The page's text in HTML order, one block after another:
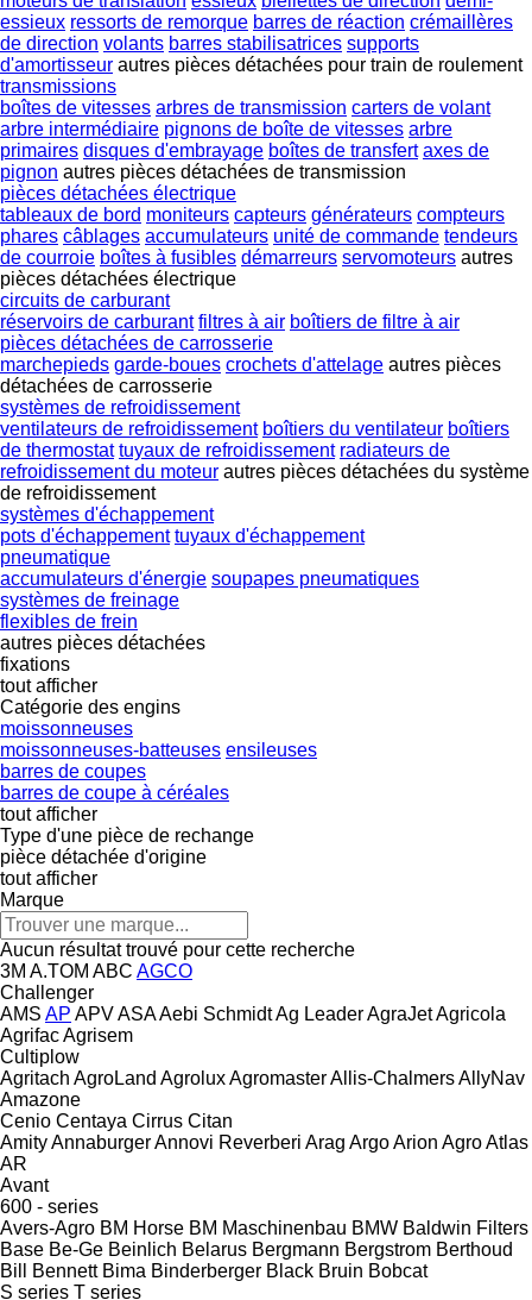
essieux ressorts de remorque barres de réaction crémaillères
de direction volants barres stabilisatrices supports
d'amortisseur autres pièces détachées pour train de roulement
transmissions
boîtes de vitesses arbres de transmission carters de volant
arbre intermédiaire pignons de boîte de vitesses arbre
primaires disques d'embrayage boîtes de transfert axes de
pignon autres pièces détachées de transmission
pièces détachées électrique
tableaux de bord moniteurs capteurs générateurs compteurs
phares câblages accumulateurs unité de commande tendeurs
de courroie boîtes à fusibles démarreurs servomoteurs autres
pièces détachées électrique
circuits de carburant
réservoirs de carburant filtres à air boîtiers de filtre à air
pièces détachées de carrosserie
marchepieds garde-boues crochets d'attelage autres pièces
détachées de carrosserie
systèmes de refroidissement
ventilateurs de refroidissement boîtiers du ventilateur boîtiers
de thermostat tuyaux de refroidissement radiateurs de
refroidissement du moteur autres pièces détachées du système
de refroidissement
systèmes d'échappement
pots d'échappement tuyaux d'échappement
pneumatique
accumulateurs d'énergie soupapes pneumatiques
systèmes de freinage
flexibles de frein
autres pièces détachées
fixations
tout afficher
Catégorie des engins
moissonneuses
moissonneuses-batteuses ensileuses
barres de coupes
barres de coupe à céréales
tout afficher
Type d'une pièce de rechange
pièce détachée d'origine
tout afficher
Marque
Aucun résultat trouvé pour cette recherche
3M A.TOM ABC AGCO
Challenger
AMS AP APVASAAebi SchmidtAg LeaderAgraJetAgricola
AgrifacAgrisem
Cultiplow
Agritach AgroLand AgroluxAgromasterAllis-ChalmersAllyNav
Amazone
Cenio Centaya Cirrus Citan
AmityAnnaburgerAnnovi Reverberi Arag ArgoArion AgroAtlas
AR
Avant
600 - series
Avers-Agro BM Horse BM Maschinenbau BMW Baldwin Filters
Base Be-Ge Beinlich Belarus Bergmann Bergstrom Berthoud
Bill Bennett Bima Binderberger Black Bruin Bobcat
S series T series